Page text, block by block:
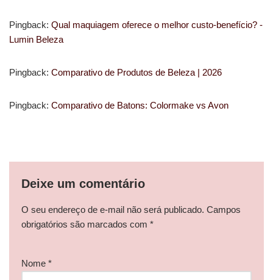
Pingback: Qual maquiagem oferece o melhor custo-benefício? -
Lumin Beleza
Pingback: Comparativo de Produtos de Beleza | 2026
Pingback: Comparativo de Batons: Colormake vs Avon
Deixe um comentário
O seu endereço de e-mail não será publicado. Campos
obrigatórios são marcados com *
Nome *